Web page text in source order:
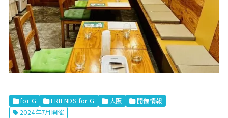
for G FRIENDS for G 大阪
開催情報
2024年7月開催